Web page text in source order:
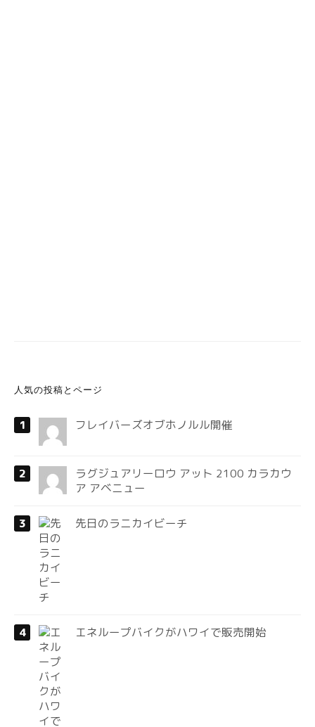
人気の投稿とページ
フレイバーズオブホノルル開催
ラグジュアリーロウ アット 2100 カラカウ
ア アベニュー
先日のラニカイビーチ
エネループバイクがハワイで販売開始